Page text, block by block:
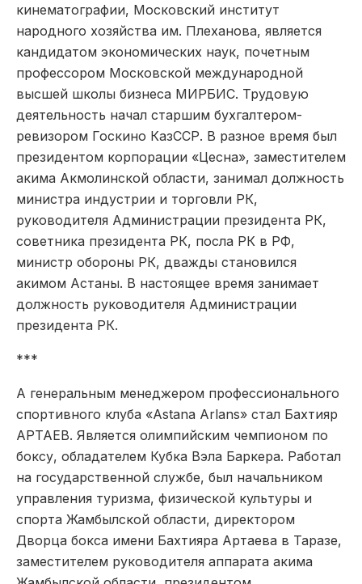
кинематографии, Московский институт
народного хозяйства им. Плеханова, является
кандидатом экономических наук, почетным
профессором Московской международной
высшей школы бизнеса МИРБИС. Трудовую
деятельность начал старшим бухгалтером-
ревизором Госкино КазССР. В разное время был
президентом корпорации «Цесна», заместителем
акима Акмолинской области, занимал должность
министра индустрии и торговли РК,
руководителя Администрации президента РК,
советника президента РК, посла РК в РФ,
министр обороны РК, дважды становился
акимом Астаны. В настоящее время занимает
должность руководителя Администрации
президента РК.
***
А генеральным менеджером профессионального
спортивного клуба «Astana Arlans» стал Бахтияр
АРТАЕВ. Является олимпийским чемпионом по
боксу, обладателем Кубка Вэла Баркера. Работал
на государственной службе, был начальником
управления туризма, физической культуры и
спорта Жамбылской области, директором
Дворца бокса имени Бахтияра Артаева в Таразе,
заместителем руководителя аппарата акима